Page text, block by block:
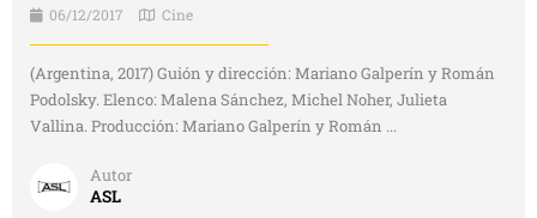
06/12/2017 Cine
(Argentina, 2017) Guión y dirección: Mariano Galperín y Román
Podolsky. Elenco: Malena Sánchez, Michel Noher, Julieta
Vallina. Producción: Mariano Galperín y Román ...
Autor
ASL